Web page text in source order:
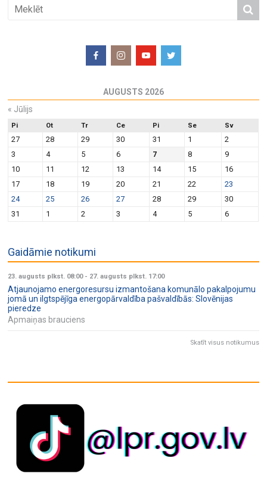
AUGUSTS 2026
« Jūlijs
Pi Ot Tr Ce Pi Se Sv
27 28 29 30 31 1
2
3
4 5 6 7 8
9
10
11 12 13 14 15
16
17
18 19 20 21 22
23
24
25 26 27 28 29
30
31
1 2 3 4 5 6
Gaidāmie notikumi
23. augusts plkst. 08:00- 27. augusts plkst. 17:00
Atjaunojamo energoresursu izmantošana komunālo pakalpojumu
jomā un ilgtspējīga energopārvaldība pašvaldībās: Slovēnijas
pieredze
Apmaiņas brauciens
Skatīt visus notikumus